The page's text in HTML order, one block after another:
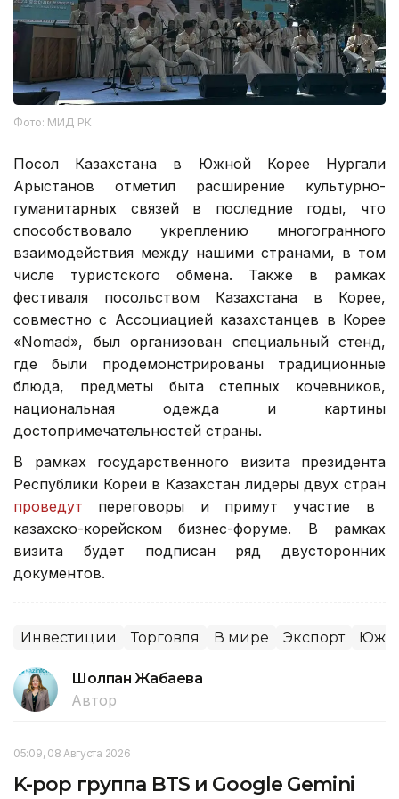
Фото: МИД РК
Посол Казахстана в Южной Корее Нургали
Арыстанов отметил расширение культурно-
гуманитарных связей в последние годы, что
способствовало укреплению многогранного
взаимодействия между нашими странами, в том
числе туристского обмена. Также в рамках
фестиваля посольством Казахстана в Корее,
совместно с Ассоциацией казахстанцев в Корее
«Nomad», был организован специальный стенд,
где были продемонстрированы традиционные
блюда, предметы быта степных кочевников,
национальная одежда и картины
достопримечательностей страны.
В рамках государственного визита президента
Республики Кореи в Казахстан лидеры двух стран
проведут переговоры и примут участие в
казахско-корейском бизнес-форуме. В рамках
визита будет подписан ряд двусторонних
документов.
Инвестиции Торговля В мире Экспорт
Шолпан Жабаева
Автор
05:09, 08 Августа 2026
K-pop группа BTS и Google Gemini